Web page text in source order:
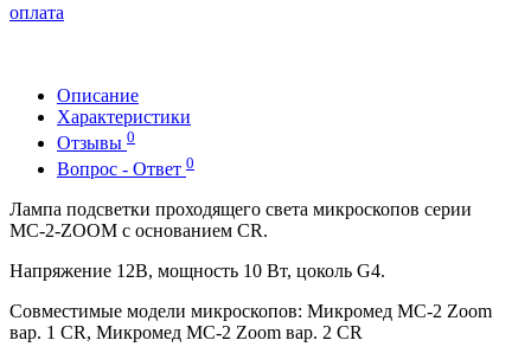
оплата
Описание
Характеристики
Отзывы 0
Вопрос - Ответ 0
Лампа подсветки проходящего света микроскопов серии
МС-2-ZOOM с основанием CR.
Напряжение 12В, мощность 10 Вт, цоколь G4.
Совместимые модели микроскопов: Микромед МС-2 Zoom
вар. 1 CR, Микромед MC-2 Zoom вар. 2 CR